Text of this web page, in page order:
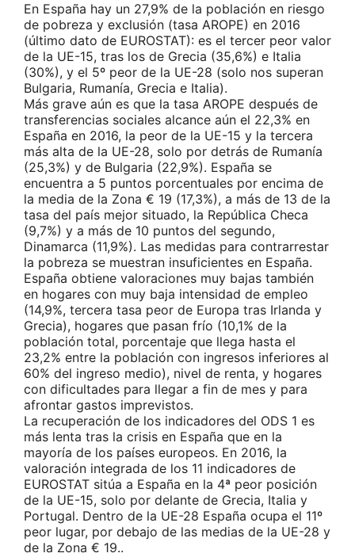
En España hay un 27,9% de la población en riesgo
de pobreza y exclusión (tasa AROPE) en 2016
(último dato de EUROSTAT): es el tercer peor valor
de la UE-15, tras los de Grecia (35,6%) e Italia
(30%), y el 5º peor de la UE-28 (solo nos superan
Bulgaria, Rumanía, Grecia e Italia).
Más grave aún es que la tasa AROPE después de
transferencias sociales alcance aún el 22,3% en
España en 2016, la peor de la UE-15 y la tercera
más alta de la UE-28, solo por detrás de Rumanía
(25,3%) y de Bulgaria (22,9%). España se
encuentra a 5 puntos porcentuales por encima de
la media de la Zona € 19 (17,3%), a más de 13 de la
tasa del país mejor situado, la República Checa
(9,7%) y a más de 10 puntos del segundo,
Dinamarca (11,9%). Las medidas para contrarrestar
la pobreza se muestran insuficientes en España.
España obtiene valoraciones muy bajas también
en hogares con muy baja intensidad de empleo
(14,9%, tercera tasa peor de Europa tras Irlanda y
Grecia), hogares que pasan frío (10,1% de la
población total, porcentaje que llega hasta el
23,2% entre la población con ingresos inferiores al
60% del ingreso medio), nivel de renta, y hogares
con dificultades para llegar a fin de mes y para
afrontar gastos imprevistos.
La recuperación de los indicadores del ODS 1 es
más lenta tras la crisis en España que en la
mayoría de los países europeos. En 2016, la
valoración integrada de los 11 indicadores de
EUROSTAT sitúa a España en la 4ª peor posición
de la UE-15, solo por delante de Grecia, Italia y
Portugal. Dentro de la UE-28 España ocupa el 11º
peor lugar, por debajo de las medias de la UE-28 y
de la Zona € 19..